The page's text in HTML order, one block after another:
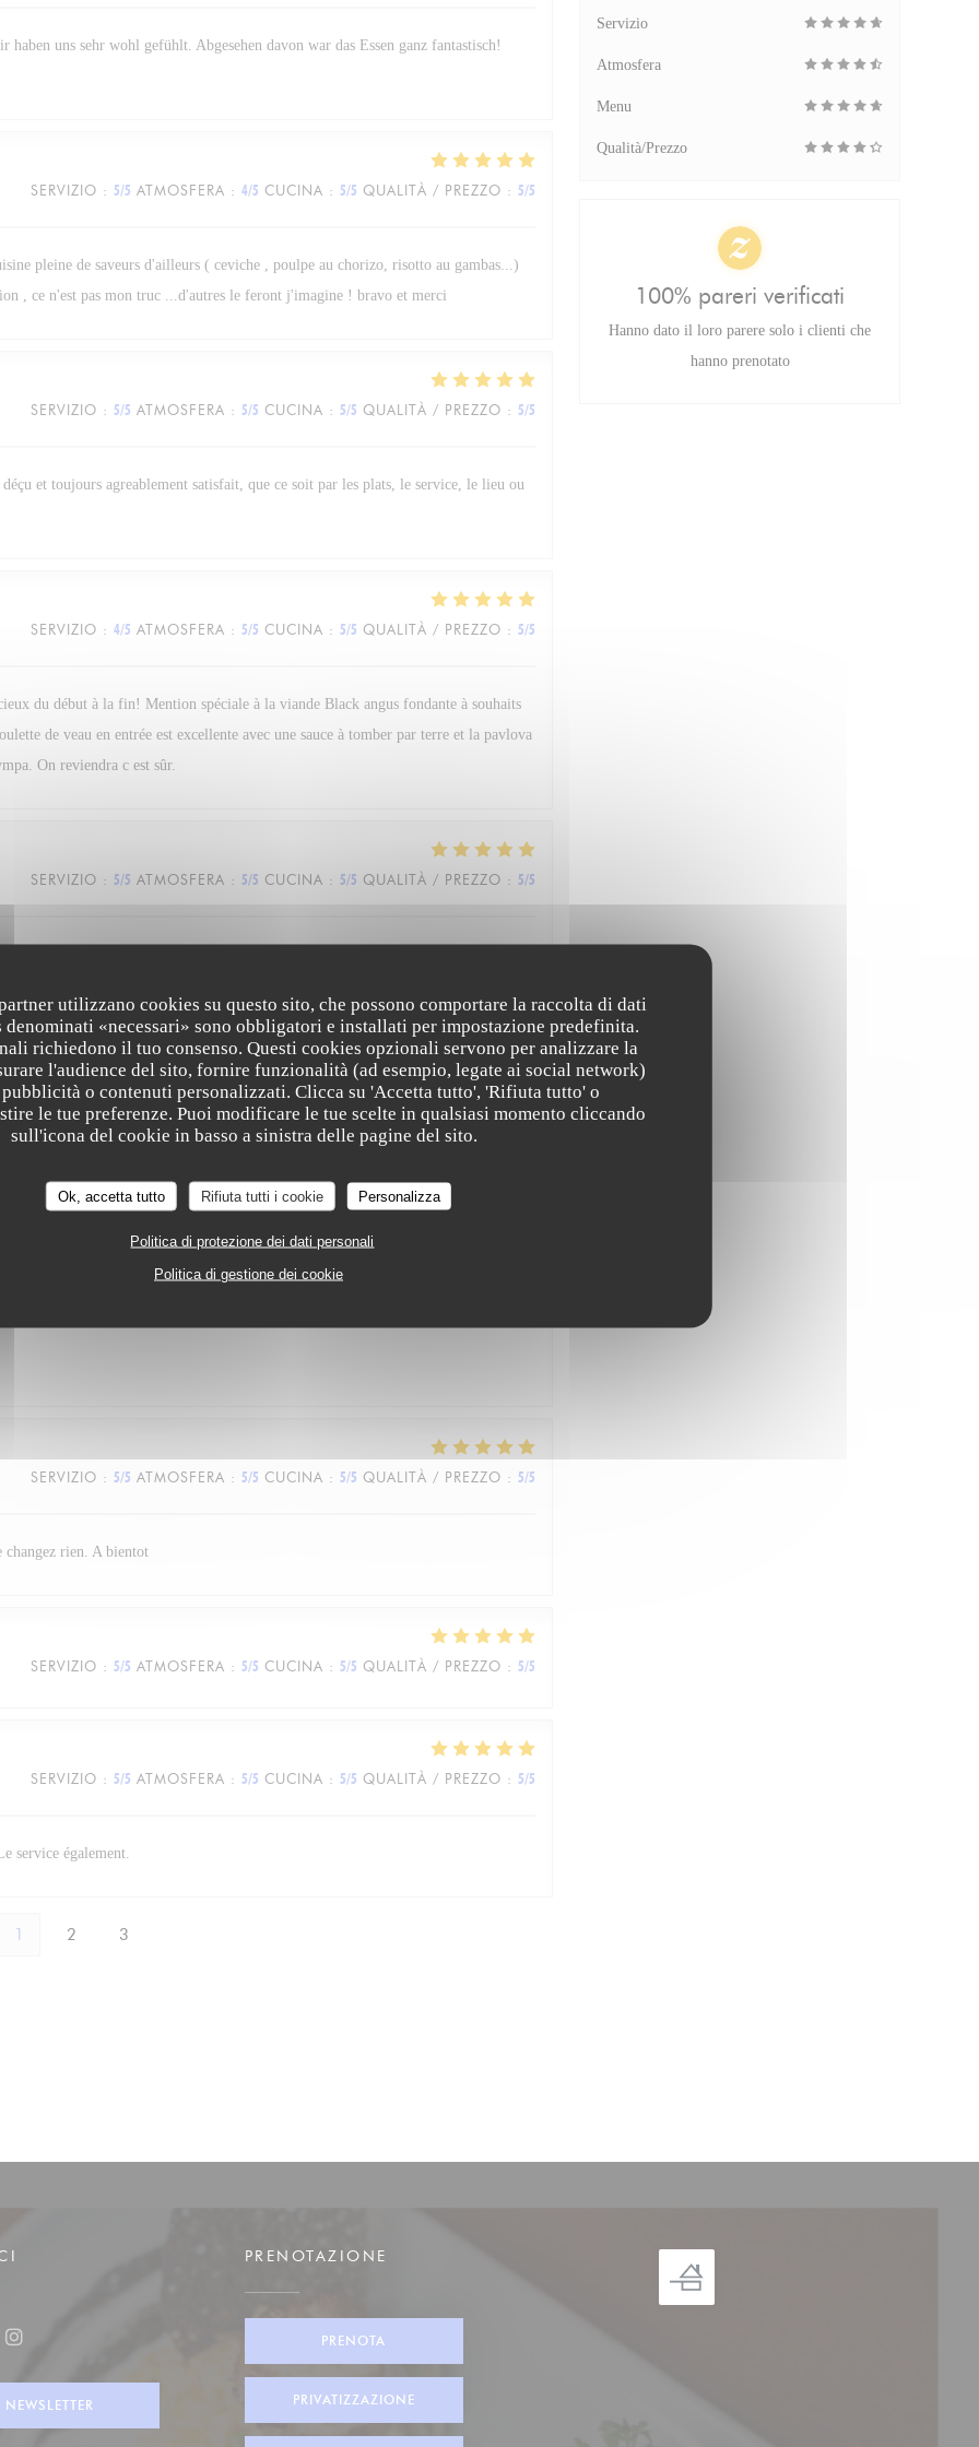
utilizzano cookies su questo sito, che possono comportare la raccolta di dati
«necessari» sono obbligatori e installati per impostazione predefinita.
richiedono il tuo consenso. Questi cookies opzionali servono per analizzare la
l'audience del sito, fornire funzionalità (ad esempio, legate ai social network)
o contenuti personalizzati. Clicca su 'Accetta tutto', 'Rifiuta tutto' o
le tue preferenze. Puoi modificare le tue scelte in qualsiasi momento cliccando
sull'icona del cookie in basso a sinistra delle pagine del sito.
Ok, accetta tutto Rifiuta tutti i cookie Personalizza
Politica di protezione dei dati personali
Politica di gestione dei cookie
uns sehr wohl gefühlt. Abgesehen davon war das Essen ganz fantastisch!
SERVIZIO : 5/5 ATMOSFERA : 4/5 CUCINA : 5/5 QUALITÀ / PREZZO : 5/5
pleine de saveurs d'ailleurs ( ceviche , poulpe au chorizo, risotto au gambas...)
, ce n'est pas mon truc ...d'autres le feront j'imagine ! bravo et merci
SERVIZIO : 5/5 ATMOSFERA : 5/5 CUCINA : 5/5 QUALITÀ / PREZZO : 5/5
et toujours agreablement satisfait, que ce soit par les plats, le service, le lieu ou
SERVIZIO : 4/5 ATMOSFERA : 5/5 CUCINA : 5/5 QUALITÀ / PREZZO : 5/5
du début à la fin! Mention spéciale à la viande Black angus fondante à souhaits
de veau en entrée est excellente avec une sauce à tomber par terre et la pavlova
On reviendra c est sûr.
SERVIZIO : 5/5 ATMOSFERA : 5/5 CUCINA : 5/5 QUALITÀ / PREZZO : 5/5
agréable moment. La sympathie et la bienveillance de l’ensemble du personnel
cet endroit où nous reviendrons avec grand plaisir!
SERVIZIO : 5/5 ATMOSFERA: 5/5 CUCINA: 5 /5 QUALITÀ / PREZZO: 4/5
très bon. Prix raisonnable.
ATMOSFERA:
SERVIZIO : 5/5 ATMOSFERA : 5/5 CUCINA : 5/5 QUALITÀ / PREZZO : 5/5
changez rien. A bientot
SERVIZIO : 5/5 ATMOSFERA : 5/5 CUCINA : 5/5 QUALITÀ / PREZZO : 5/5
SERVIZIO : 5/5 ATMOSFERA : 5/5 CUCINA : 5/5 QUALITÀ / PREZZO : 5/5
service également.
1 2 3
Servizio
Atmosfera
Menu
Qualità/Prezzo
100% pareri verificati
Hanno dato il loro parere solo i clienti che
hanno prenotato
NEWSLETTER
PRENOTAZIONE
PRENOTA
PRIVATIZZAZIONE